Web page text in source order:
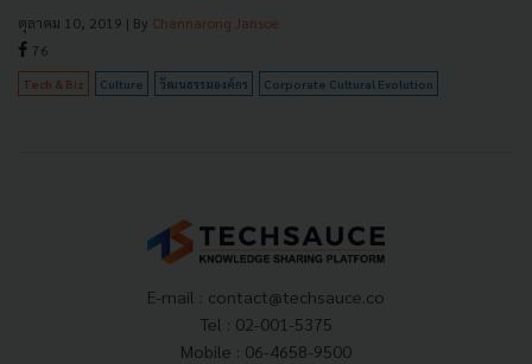
ตุลาคม 10, 2019 | By Channarong Jansoe
76
Tech & Biz Culture วัฒนธรรมองค์กร Corporate Cultural Evolution
E-mail : contact@techsauce.co
Tel : 02-001-5375
Mobile : 06-4658-9500